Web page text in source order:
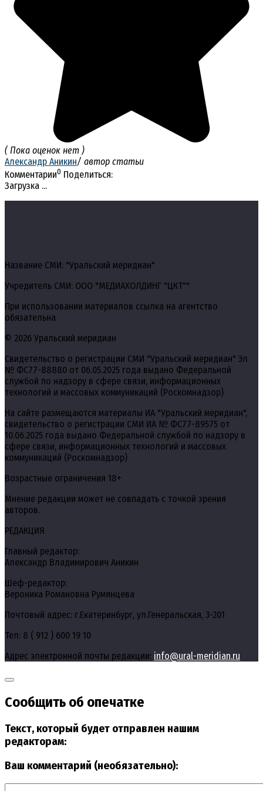
( Пока оценок нет )
Александр Аникин/ автор статьи
Комментарии0 Поделиться:
Загрузка ...
Название СМИ: "Уральский меридиан"
Учредитель СМИ: ООО "МЕДИАХОЛДИНГ "ЦКТ""
При использовании материалов ссылка на агентство
обязательна
© 2026 Уральский меридиан
Свидетельство о регистрации СМИ "Уральский меридиан" Эл
№ ФС77-88880 от 06.05.2025 года выдано Федеральной
службой по надзору в сфере связи, информационных
технологий и массовых коммуникаций (Роскомнадзор)
На сайте размещаются материалы ИА "Уральский меридиан",
свидетельство о регистрации СМИ ИА № ФС77-89575 от
10.06.2025 года выдано Федеральной службой по надзору в
сфере связи, информационных технологий и массовых
коммуникаций (Роскомнадзор)
Возрастные ограничения 18+
Мнение редакции может не совпадать с точкой зрения
авторов.
РЕДАКЦИЯ
Главный редактор:
Александр Владимирович Аникин
Шеф-редактор:
Вероника Романовна Румянцева
Почтовый адрес: г.Екатеринбург, ул.Генеральская, 3-201
Тел: 8 ( 912 ) 600 19 10
Адрес электронной почты редакции: info@ural-meridian.ru
Сообщить об опечатке
Текст, который будет отправлен нашим
редакторам:
Ваш комментарий (необязательно):